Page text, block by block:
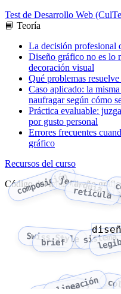
Test de Desarrollo Web
📘 Teoría
La decisión profesional
Diseño gráfico no es lo
decoración visual
Qué problemas
Caso aplicado: la
naufragar según cómo
Práctica evaluable:
por gusto personal
Errores frecuentes
gráfico
Recursos del curso
Código del tema: diseño
composiciónjerarquía
retícula
Swiss Style
brief
alineación